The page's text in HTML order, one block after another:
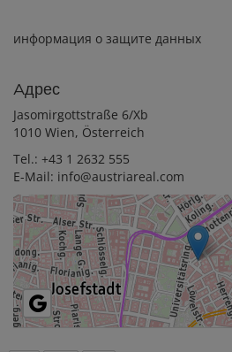
информация о защите данных
Aдрес
Jasomirgottstraße 6/Xb
1010 Wien, Österreich
Tel.: +43 1 2632 555
E-Mail: info@austriareal.com